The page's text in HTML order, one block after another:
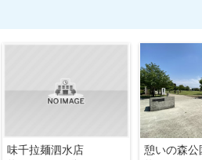
味千拉麺泗水店
憩いの森公